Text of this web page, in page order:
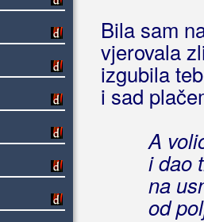
Bila sam
vjerovala
izgubila
i sad
A
i dao
na
od